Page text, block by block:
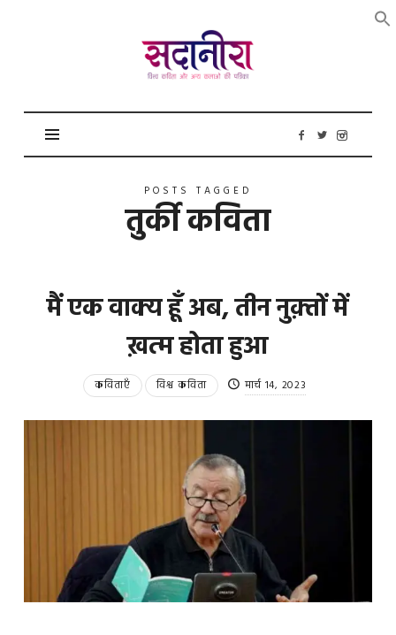
सदानीरा
POSTS TAGGED
तुर्की कविता
मैं एक वाक्य हूँ अब, तीन नुक़्तों में
ख़त्म होता हुआ
कविताएँ विश्व कविता मार्च 14, 2023